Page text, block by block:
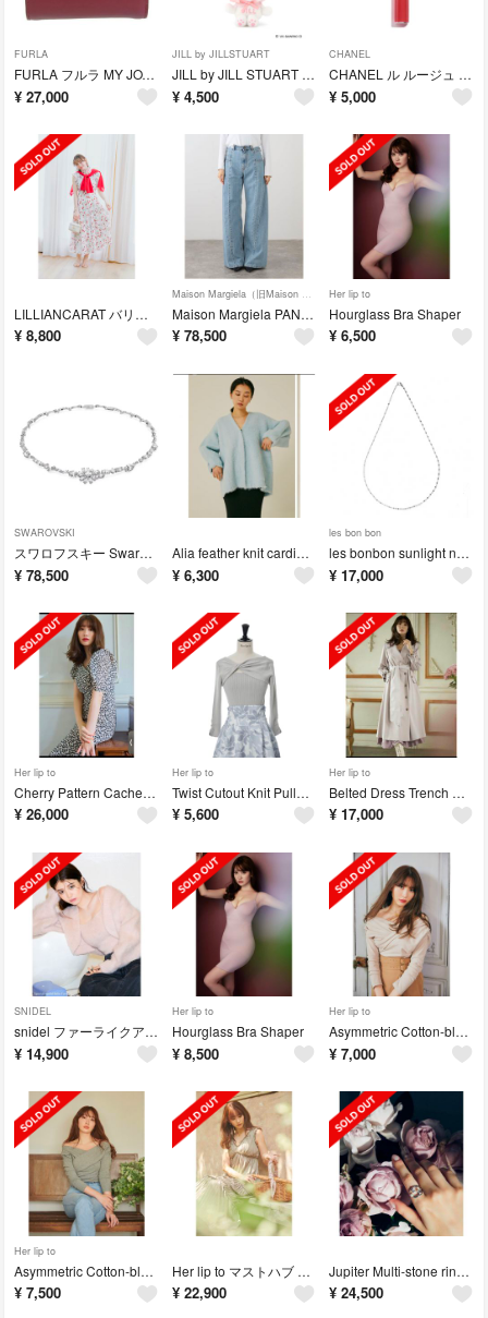
FURLA
FURLA フルラ MY JOY 二つ折り財布
¥ 27,000
JILL by JILLSTUART
JILL by JILL STUART マイメロディチャーム
¥ 4,500
CHANEL
CHANEL ル ルージュ デュオ ウルトラ トゥニュ
¥ 5,000
LILLIANCARAT バリエーションプリントティアードワンピース チェリー
¥ 8,800
Maison Margiela（旧Maison Martin Margiela）
Maison Margiela PANTS 5 POCKETS デニムパンツ
¥ 78,500
Her lip to
Hourglass Bra Shaper
¥ 6,500
SWAROVSKI
スワロフスキー Swarovski Gemaネックレス ミックスカット フラワー
¥ 78,500
Alia feather knit cardigan
¥ 6,300
les bon bon
les bonbon sunlight necklace
¥ 17,000
Her lip to
Cherry Pattern Cache-Coeur One-Piece
¥ 26,000
Her lip to
Twist Cutout Knit Pullover
¥ 5,600
Her lip to
Belted Dress Trench Coat
¥ 17,000
SNIDEL
snidel ファーライクアンサンブルニットプルオーバー
¥ 14,900
Her lip to
Hourglass Bra Shaper
¥ 8,500
Her lip to
Asymmetric Cotton-blend Jersey Top
¥ 7,000
Her lip to
Asymmetric Cotton-blend Jersey Top
¥ 7,500
Her lip to マストハブ サマードレス
¥ 22,900
Jupiter Multi-stone ring Her lip to 指輪
¥ 24,500